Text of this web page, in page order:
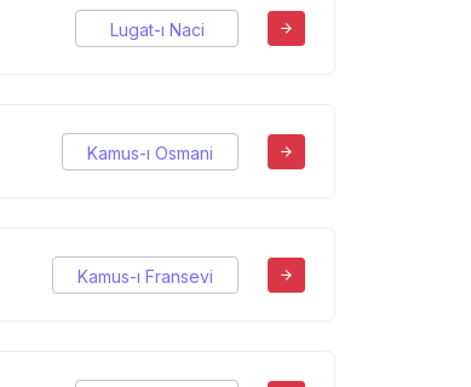
Lugat-ı Naci
Kamus-ı Osmani
Kamus-ı Fransevi